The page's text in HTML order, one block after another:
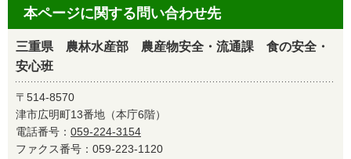
本ページに関する問い合わせ先
三重県 農林水産部 農産物安全・流通課 食の安全・
安心班
〒514-8570
津市広明町13番地（本庁6階）
電話番号： 059-224-3154
ファクス番号：059-223-1120